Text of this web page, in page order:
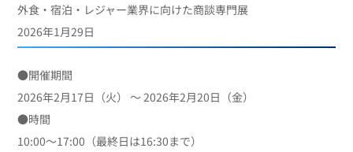
外食・宿泊・レジャー業界に向けた商談専門展
2026年1月29日
●開催期間
2026年2月17日（火） ～ 2026年2月20日（金）
●時間
10:00～17:00（最終日は16:30まで）